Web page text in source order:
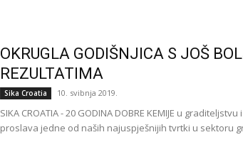
OKRUGLA GODIŠNJICA S JOŠ
REZULTATIMA
Sika Croatia 10. svibnja 2019.
SIKA CROATIA - 20 GODINA DOBRE KEMIJE u
proslava jedne od naših najuspješnijih tvrtki u sektoru